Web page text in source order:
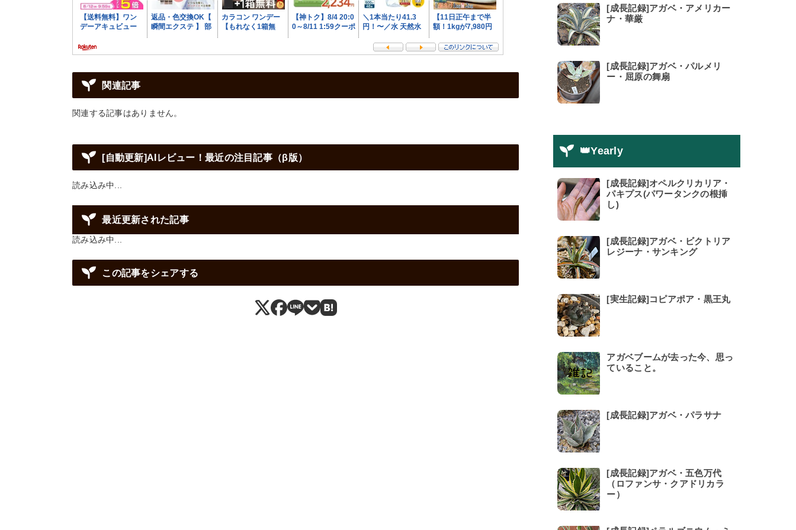
関連記事
関連する記事はありません。
[自動更新]AIレビュー！最近の注目記事（β版）
読み込み中...
最近更新された記事
読み込み中...
この記事をシェアする
[成長記録]アガベ・アメリカー
ナ・華厳
[成長記録]アガベ・パルメリ
ー・屈原の舞扇
👑Yearly
[成長記録]オペルクリカリア・
パキプス(パワータンクの根挿
し)
[成長記録]アガベ・ビクトリア
レジーナ・サンキング
[実生記録]コピアポア・黒王丸
アガベブームが去った今、思っ
ていること。
[成長記録]アガベ・パラサナ
[成長記録]アガベ・五色万代
（ロファンサ・クアドリカラ
ー）